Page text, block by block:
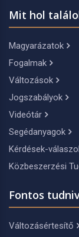
Mit hol
Magyarázatok
Fogalmak
Változások
Jogszabályok
Videótár
Segédanyagok
Kérdések-
Közbeszerzési
Fontos
Változásértesítő